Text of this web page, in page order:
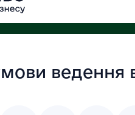
веб-портал
громадських інспекторів